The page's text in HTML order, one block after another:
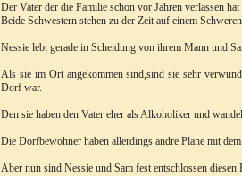
Der Vater der die Familie schon vor Jahren verlassen
Beide Schwestern stehen zu der Zeit auf einem
Nessie lebt gerade in Scheidung von ihrem Mann und
Als sie im Ort angekommen sind,sind sie sehr
Dorf war.
Den sie haben den Vater eher als Alkoholiker und
Die Dorfbewohner haben allerdings andre Pläne mit
Aber nun sind Nessie und Sam fest entschlossen